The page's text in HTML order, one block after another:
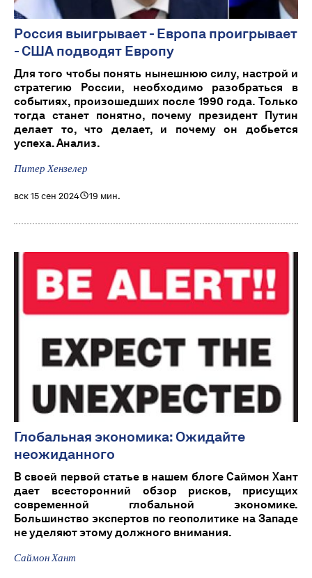
Россия выигрывает - Европа проигрывает
- США подводят Европу
Для того чтобы понять нынешнюю силу, настрой и
стратегию России, необходимо разобраться в
событиях, произошедших после 1990 года. Только
тогда станет понятно, почему президент Путин
делает то, что делает, и почему он добьется
успеха. Анализ.
Питер Хензелер
вск 15 сен 2024 19 мин.
Глобальная экономика: Ожидайте
неожиданного
В своей первой статье в нашем блоге Саймон Хант
дает всесторонний обзор рисков, присущих
современной глобальной экономике.
Большинство экспертов по геополитике на Западе
не уделяют этому должного внимания.
Саймон Хант